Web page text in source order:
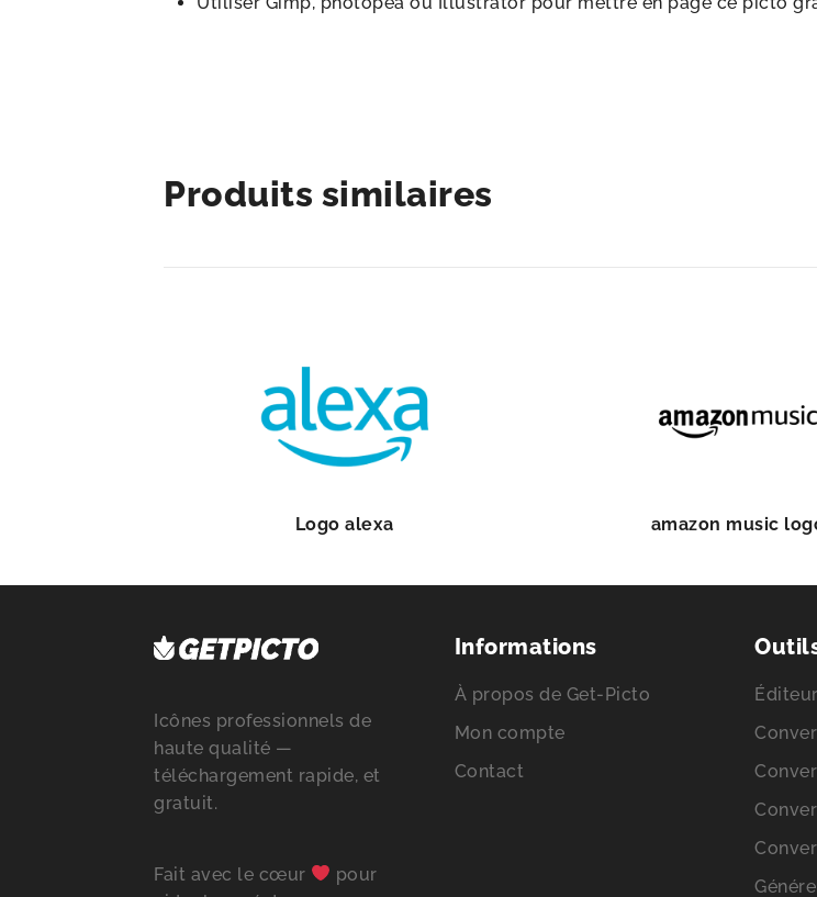
Produits similaires
Logo alexa amazon music
Icônes professionnels de
haute qualité —
téléchargement rapide, et
gratuit.
Fait avec le cœur
pour
Informations
À propos de Get-Picto
Mon compte
Contact